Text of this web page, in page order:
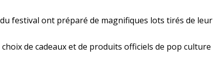
festival ont préparé de magnifiques lots tirés de leur
de cadeaux et de produits officiels de pop culture